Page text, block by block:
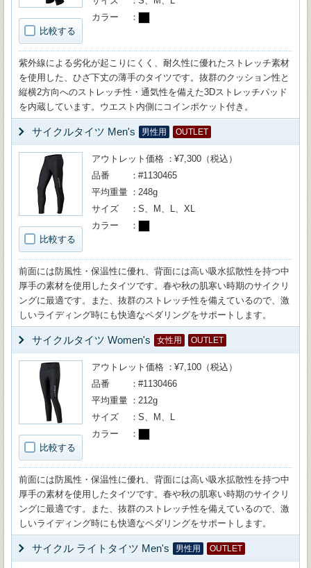
比較する
カラー
紫外線による劣化が起こりにくく、耐久性に優れたストレッチ素材
を使用した、ひざ下丈の薄手のタイツです。抜群のクッション性と
縦横2方向へのストレッチ性・通気性を備えた3Dストレッチパッド
を内蔵しています。ウエスト内側にコインポケット付き。
サイクルタイツ Men's 男性用 OUTLET
比較する
アウトレット価格
¥7,300（税込）
品番
#1130465
平均重量
248g
サイズ
S、M、L、XL
カラー
前面には防風性・保温性に優れ、背面には高い吸水拡散性を持つ中
厚手の素材を使用したタイツです。春や秋の肌寒い時期のサイクリ
ングに最適です。また、抜群のストレッチ性を備えているので、激
しいライディング時にも快適なペダリングをサポートします。
サイクルタイツ Women's 女性用 OUTLET
比較する
アウトレット価格
¥7,100（税込）
品番
#1130466
平均重量
212g
サイズ
S、M、L
カラー
前面には防風性・保温性に優れ、背面には高い吸水拡散性を持つ中
厚手の素材を使用したタイツです。春や秋の肌寒い時期のサイクリ
ングに最適です。また、抜群のストレッチ性を備えているので、激
しいライディング時にも快適なペダリングをサポートします。
サイクル ライトタイツ Men's 男性用 OUTLET